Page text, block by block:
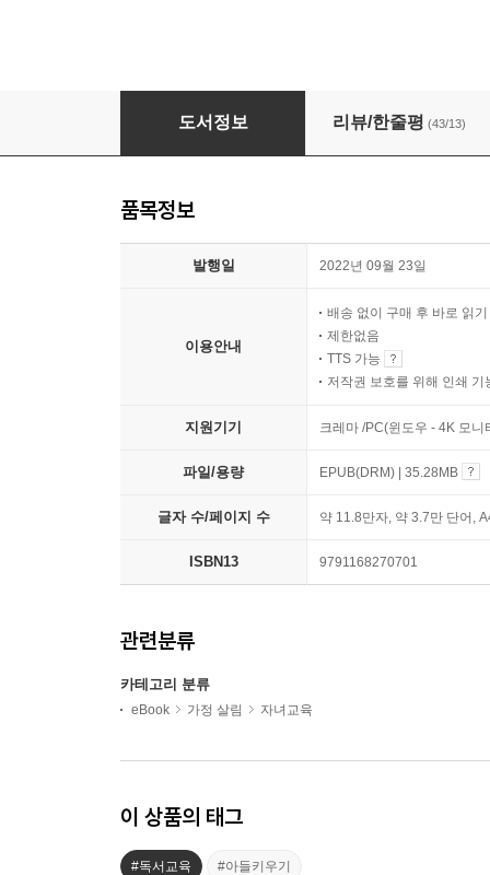
5~10세 아들 육아는 책읽기가 전부다
도서정보 리뷰/한줄평 (43/13)
품목정보
발행일 2022년 09월 23일
이용안내
배송 없이 구매 후 바로 읽기
제한없음
TTS 가능
저작권 보호를 위해 인쇄 기
지원기기 크레마 /PC(윈도우 - 4K 모
파일/용량 EPUB(DRM) | 35.28MB
글자 수/페이지 수 약 11.8만자, 약 3.7만 단어,
ISBN13 9791168270701
관련분류
카테고리 분류
eBook 가정 살림 자녀교육
이 상품의 태그
#독서교육 #아들키우기